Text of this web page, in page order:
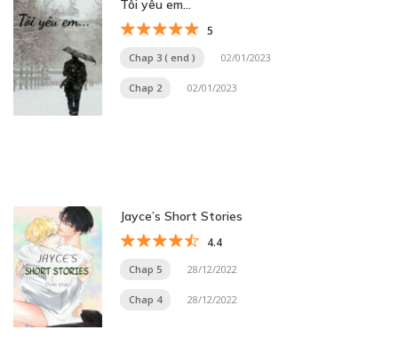
Tôi yêu em…
5
Chap 3 ( end ) 02/01/2023
Chap 2 02/01/2023
Jayce’s Short Stories
4.4
Chap 5 28/12/2022
Chap 4 28/12/2022